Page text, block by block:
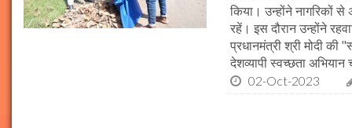
किया। उन्होंने नागरिकों
रहें। इस दौरान उन्होंने
प्रधानमंत्री श्री मोदी
देशव्यापी स्वच्छता अभियान
02-Oct-2023